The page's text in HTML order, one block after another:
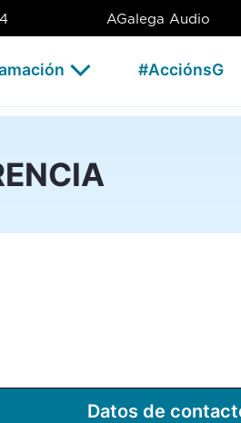
AGalega Audio
#AcciónsG
Datos de